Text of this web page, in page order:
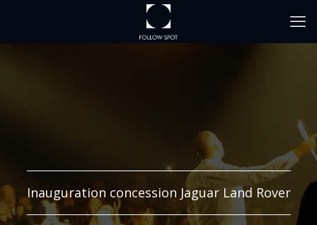
Inauguration concession Jaguar Land Rover